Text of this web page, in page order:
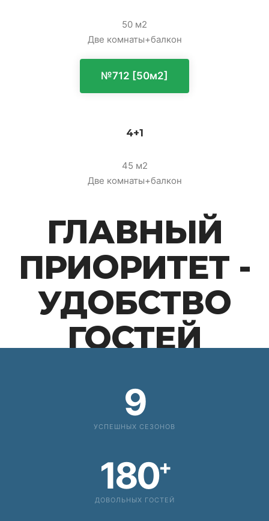
50 м2
Две комнаты+балкон
№712 [50м2]
4+1
45 м2
Две комнаты+балкон
ГЛАВНЫЙ
ПРИОРИТЕТ -
УДОБСТВО
ГОСТЕЙ
УСПЕШНЫХ СЕЗОНОВ
9
ДОВОЛЬНЫХ ГОСТЕЙ
180+